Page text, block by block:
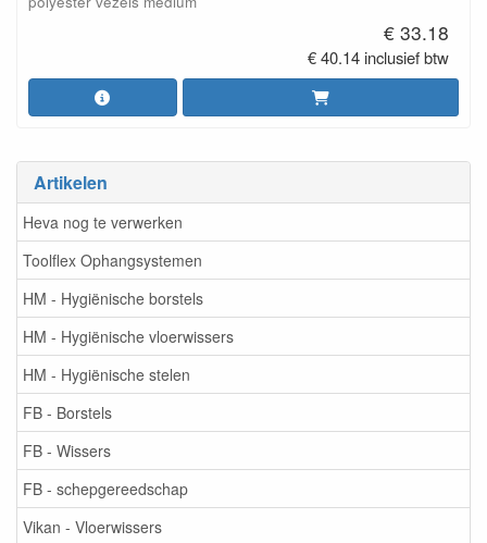
Artikelen
Heva nog te verwerken
Toolflex Ophangsystemen
HM - Hygiënische borstels
HM - Hygiënische vloerwissers
HM - Hygiënische stelen
FB - Borstels
FB - Wissers
FB - schepgereedschap
Vikan - Vloerwissers
€ 33.18
€ 40.14 inclusief btw